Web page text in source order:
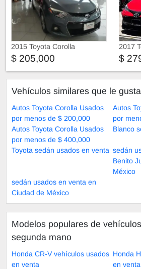
2015 Toyota Corolla
$ 205,000
2017
$
Vehículos similares que le
Autos Toyota Corolla Usados
por menos de $ 200,000
Autos
por
Autos Toyota Corolla Usados
por menos de $ 400,000
Blanco
Toyota sedán usados en venta sedán
Benito
México
sedán usados en venta en
Ciudad de México
Modelos populares de
segunda mano
Honda CR-V vehículos usados
en venta
Honda
en venta